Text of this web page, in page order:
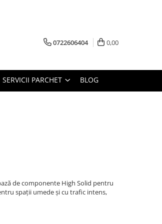
0722606404 0,00
SERVICII PARCHET BLOG
de componente High Solid pentru
spații umede și cu trafic intens,